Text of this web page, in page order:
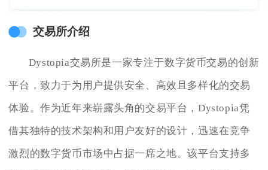
交易所介绍
Dystopia交易所是一家专注于数字货币交易的创新
平台，致力于为用户提供安全、高效且多样化的交易
体验。作为近年来崭露头角的交易平台，Dystopia凭
借其独特的技术架构和用户友好的设计，迅速在竞争
激烈的数字货币市场中占据一席之地。该平台支持多